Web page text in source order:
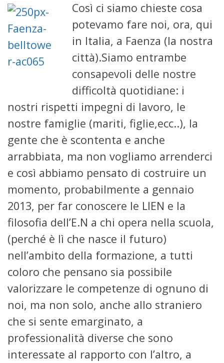
Così ci siamo chieste cosa
potevamo fare noi, ora, qui
in Italia, a Faenza (la nostra
città).Siamo entrambe
consapevoli delle nostre
difficoltà quotidiane: i
nostri rispetti impegni di lavoro, le
nostre famiglie (mariti, figlie,ecc..), la
gente che è scontenta e anche
arrabbiata, ma non vogliamo arrenderci
e così abbiamo pensato di costruire un
momento, probabilmente a gennaio
2013, per far conoscere le LIEN e la
filosofia dell’E.N a chi opera nella scuola,
(perché è lì che nasce il futuro)
nell’ambito della formazione, a tutti
coloro che pensano sia possibile
valorizzare le competenze di ognuno di
noi, ma non solo, anche allo straniero
che si sente emarginato, a
professionalità diverse che sono
interessate al rapporto con l’altro, a